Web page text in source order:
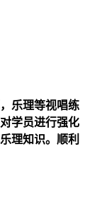
乐理等视唱练
学员进行强化
理知识。顺利